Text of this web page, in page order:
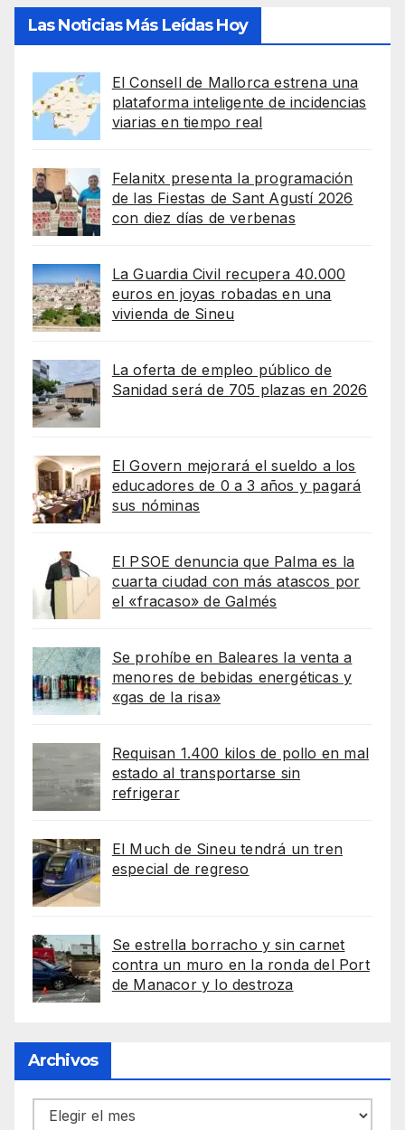
Las Noticias Más Leídas Hoy
El Consell de Mallorca estrena una
plataforma inteligente de incidencias
viarias en tiempo real
Felanitx presenta la programación
de las Fiestas de Sant Agustí 2026
con diez días de verbenas
La Guardia Civil recupera 40.000
euros en joyas robadas en una
vivienda de Sineu
La oferta de empleo público de
Sanidad será de 705 plazas en 2026
El Govern mejorará el sueldo a los
educadores de 0 a 3 años y pagará
sus nóminas
El PSOE denuncia que Palma es la
cuarta ciudad con más atascos por
el «fracaso» de Galmés
Se prohíbe en Baleares la venta a
menores de bebidas energéticas y
«gas de la risa»
Requisan 1.400 kilos de pollo en mal
estado al transportarse sin
refrigerar
El Much de Sineu tendrá un tren
especial de regreso
Se estrella borracho y sin carnet
contra un muro en la ronda del Port
de Manacor y lo destroza
Archivos
Archivos